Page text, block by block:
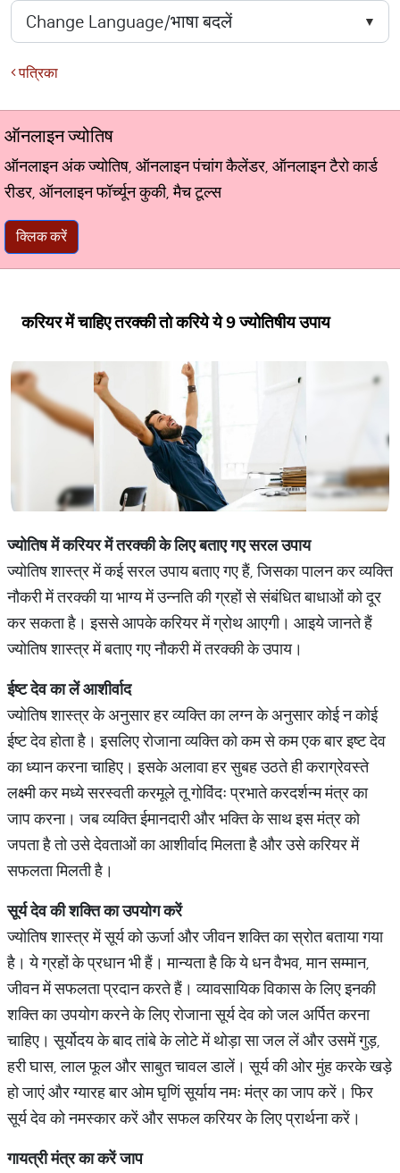
पत्रिका
ऑनलाइन ज्योतिष
ऑनलाइन अंक ज्योतिष, ऑनलाइन पंचांग कैलेंडर, ऑनलाइन टैरो कार्ड
रीडर, ऑनलाइन फॉर्च्यून कुकी, मैच टूल्स
क्लिक करें
करियर में चाहिए तरक्की तो करिये ये 9 ज्योतिषीय उपाय
ज्योतिषमेंकरियरमेंतरक्कीकेलिएबताएगएसरलउपाय
ज्योतिष शास्त्र में कई सरल उपाय बताए गए हैं, जिसका पालन कर व्यक्ति
नौकरी में तरक्की या भाग्य में उन्नति की ग्रहों से संबंधित बाधाओं को दूर
कर सकता है। इससे आपके करियर में ग्रोथ आएगी। आइये जानते हैं
ज्योतिष शास्त्र में बताए गए नौकरी में तरक्की के उपाय।
ईष्टदेवकालेंआशीर्वाद
ज्योतिष शास्त्र के अनुसार हर व्यक्ति का लग्न के अनुसार कोई न कोई
ईष्ट देव होता है। इसलिए रोजाना व्यक्ति को कम से कम एक बार इष्ट देव
का ध्यान करना चाहिए। इसके अलावा हर सुबह उठते ही कराग्रेवस्ते
लक्ष्मी कर मध्ये सरस्वती करमूले तू गोविंदः प्रभाते करदर्शन्म मंत्र का
जाप करना। जब व्यक्ति ईमानदारी और भक्ति के साथ इस मंत्र को
जपता है तो उसे देवताओं का आशीर्वाद मिलता है और उसे करियर में
सफलता मिलती है।
सूर्यदेवकीशक्तिकाउपयोगकरें
ज्योतिष शास्त्र में सूर्य को ऊर्जा और जीवन शक्ति का स्रोत बताया गया
है। ये ग्रहों के प्रधान भी हैं। मान्यता है कि ये धन वैभव, मान सम्मान,
जीवन में सफलता प्रदान करते हैं। व्यावसायिक विकास के लिए इनकी
शक्ति का उपयोग करने के लिए रोजाना सूर्य देव को जल अर्पित करना
चाहिए। सूर्योदय के बाद तांबे के लोटे में थोड़ा सा जल लें और उसमें गुड़,
हरी घास, लाल फूल और साबुत चावल डालें। सूर्य की ओर मुंह करके खड़े
हो जाएं और ग्यारह बार ओम घृणिं सूर्याय नमः मंत्र का जाप करें। फिर
सूर्य देव को नमस्कार करें और सफल करियर के लिए प्रार्थना करें।
गायत्रीमंत्रकाकरेंजाप